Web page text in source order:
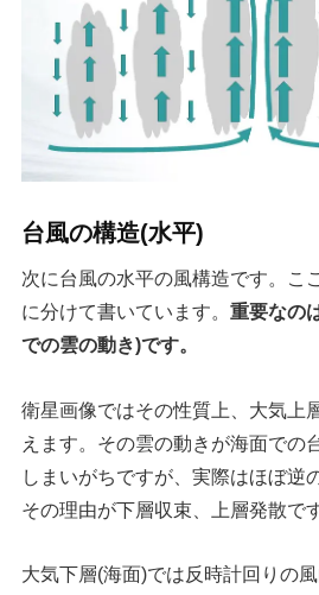
台風の構造(水平)
次に台風の水平の風構造です。こ
に分けて書いています。重要なの
での雲の動き)です。
衛星画像ではその性質上、大気上
えます。その雲の動きが海面での
しまいがちですが、実際はほぼ逆
その理由が下層収束、上層発散です
大気下層(海面)では反時計回りの